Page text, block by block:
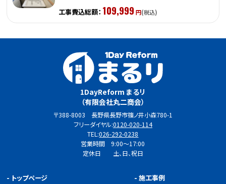
工事費込総額： 109,999 円(税込)
1DayReform まるリ
（有限会社丸二商会）
〒388-8003 長野県長野市篠ノ井小森780-1
フリーダイヤル:0120-020-114
TEL:026-292-0238
営業時間 9:00～17:00
定休日 土、日、祝日
- トップページ
-施工事例